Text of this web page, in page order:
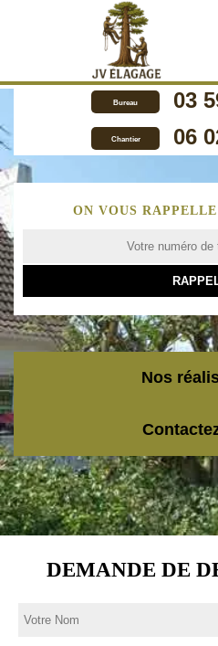
Bureau 03
Chantier 06
ON VOUS
Nos
DEMANDE DE